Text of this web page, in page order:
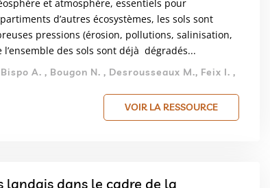
et atmosphère, essentiels pour
d’autres écosystèmes, les sols sont
pressions (érosion, pollutions, salinisation,
des sols sont déjà dégradés...
A. , Bougon N. , Desrousseaux M., Feix I. ,
VOIR LA RESSOURCE
dans le cadre de la